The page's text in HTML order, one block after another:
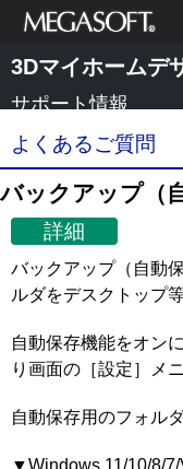
メガソフト株式
会社
3Dマイホームデ
サポート情報
よくあるご質問
バックアップ（
詳細
バックアップ（自動
ルダをデスクトップ
自動保存機能をオン
り画面の［設定］メ
自動保存用のフォル
▼Windows 11/10/8/